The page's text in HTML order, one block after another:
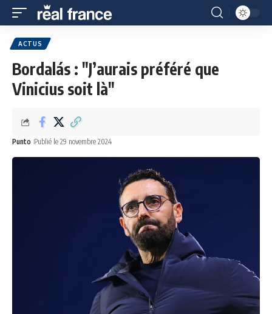
ACTUS
Bordalás : "J’aurais préféré que
Vinicius soit là"
Punto Publié le 29 novembre 2024